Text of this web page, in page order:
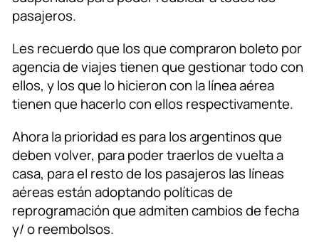
pasajeros.
Les recuerdo que los que compraron boleto por
agencia de viajes tienen que gestionar todo con
ellos, y los que lo hicieron con la línea aérea
tienen que hacerlo con ellos respectivamente.
Ahora la prioridad es para los argentinos que
deben volver, para poder traerlos de vuelta a
casa, para el resto de los pasajeros las líneas
aéreas están adoptando políticas de
reprogramación que admiten cambios de fecha
y/ o reembolsos.